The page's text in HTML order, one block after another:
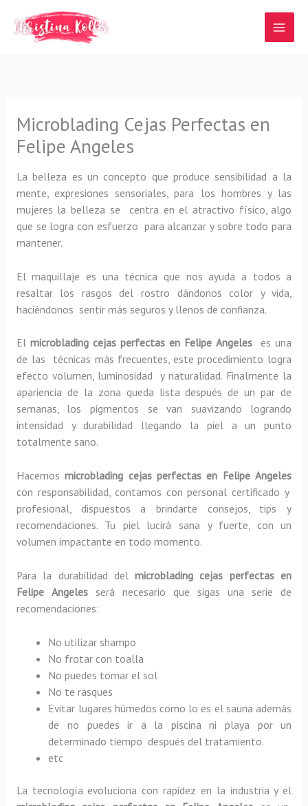
contenido
Microblading Cejas Perfectas en
Felipe Angeles
La belleza es un concepto que produce sensibilidad a la
mente, expresiones sensoriales, para los hombres y las
mujeres la belleza se centra en el atractivo físico, algo
que se logra con esfuerzo para alcanzar y sobre todo para
mantener.
El maquillaje es una técnica que nos ayuda a todos a
resaltar los rasgos del rostro dándonos color y vida,
haciéndonos sentir más seguros y llenos de confianza.
Elmicroblading cejas perfectas en Felipe Angeles es una
de las técnicas más frecuentes, este procedimiento logra
efecto volumen, luminosidad y naturalidad. Finalmente la
apariencia de la zona queda lista después de un par de
semanas, los pigmentos se van suavizando logrando
intensidad y durabilidad llegando la piel a un punto
totalmente sano.
Hacemosmicroblading cejas perfectas en Felipe Angeles
con responsabilidad, contamos con personal certificado y
profesional, dispuestos a brindarte consejos, tips y
recomendaciones. Tu piel lucirá sana y fuerte, con un
volumen impactante en todo momento.
Para la durabilidad delmicroblading cejas perfectasen
Felipe Angeles será necesario que sigas una serie de
recomendaciones:
No utilizar shampo
No frotar con toalla
No puedes tomar el sol
No te rasques
Evitar lugares húmedos como lo es el sauna además
de no puedes ir a la piscina ni playa por un
determinado tiempo después del tratamiento.
etc
La tecnología evoluciona con rapidez en la industria y el